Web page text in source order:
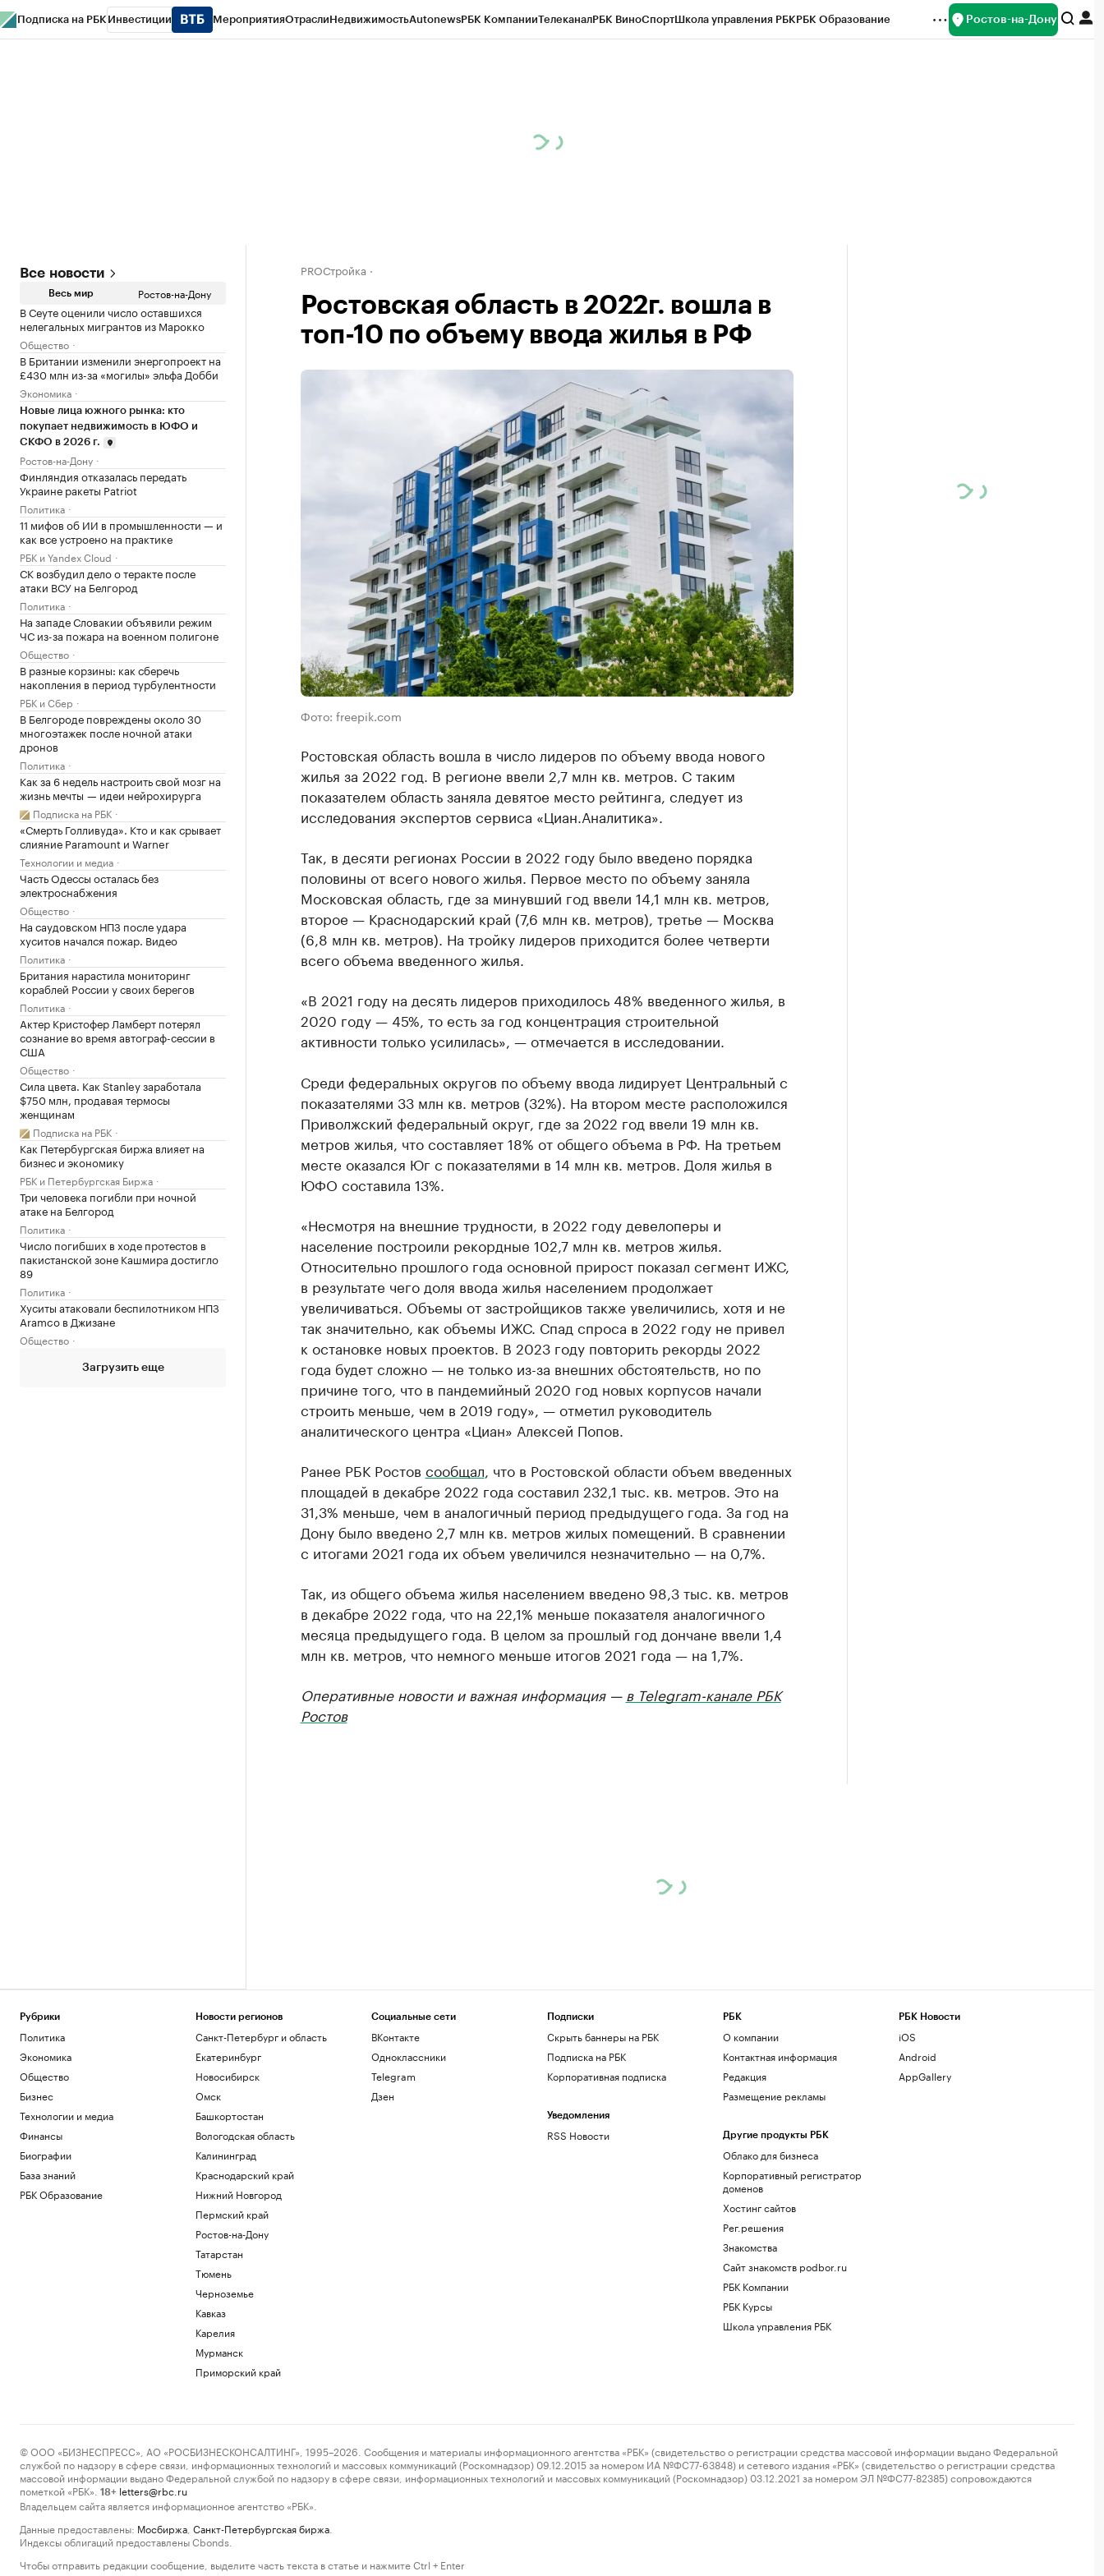
Подписка на РБК Инвестиции МероприятияОтраслиНедвижимостьAutonewsРБК КомпанииТелеканалРБК ВиноСпортШкола управления РБКРБК Образование Ростов-на-Дону
Все новости
Весь мир Ростов-на-Дону
В Сеуте оценили число оставшихся
нелегальных мигрантов из Марокко
Общество
В Британии изменили энергопроект на
£430 млн из-за «могилы» эльфа Добби
Экономика
Новые лица южного рынка: кто
покупает недвижимость в ЮФО и
СКФО в 2026 г.
Ростов-на-Дону
Финляндия отказалась передать
Украине ракеты Patriot
Политика
11 мифов об ИИ в промышленности — и
как все устроено на практике
РБК и Yandex Cloud
СК возбудил дело о теракте после
атаки ВСУ на Белгород
Политика
На западе Словакии объявили режим
ЧС из-за пожара на военном полигоне
Общество
В разные корзины: как сберечь
накопления в период турбулентности
РБК и Сбер
В Белгороде повреждены около 30
многоэтажек после ночной атаки
дронов
Политика
Как за 6 недель настроить свой мозг на
жизнь мечты — идеи нейрохирурга
Подписка на РБК
«Смерть Голливуда». Кто и как срывает
слияние Paramount и Warner
Технологии и медиа
Часть Одессы осталась без
электроснабжения
Общество
На саудовском НПЗ после удара
хуситов начался пожар. Видео
Политика
Британия нарастила мониторинг
кораблей России у своих берегов
Политика
Актер Кристофер Ламберт потерял
сознание во время автограф-сессии в
США
Общество
Сила цвета. Как Stanley заработала
$750 млн, продавая термосы
женщинам
Подписка на РБК
Как Петербургская биржа влияет на
бизнес и экономику
РБК и Петербургская Биржа
Три человека погибли при ночной
атаке на Белгород
Политика
Число погибших в ходе протестов в
пакистанской зоне Кашмира достигло
89
Политика
Хуситы атаковали беспилотником НПЗ
Aramco в Джизане
Общество
Загрузить еще
PROСтройка
Ростовская область в 2022г. вошла в
топ-10 по объему ввода жилья в РФ
Фото: freepik.com
Ростовская область вошла в число лидеров по объему ввода нового
жилья за 2022 год. В регионе ввели 2,7 млн кв. метров. С таким
показателем область заняла девятое место рейтинга, следует из
исследования экспертов сервиса «Циан.Аналитика».
Так, в десяти регионах России в 2022 году было введено порядка
половины от всего нового жилья. Первое место по объему заняла
Московская область, где за минувший год ввели 14,1 млн кв. метров,
второе — Краснодарский край (7,6 млн кв. метров), третье — Москва
(6,8 млн кв. метров). На тройку лидеров приходится более четверти
всего объема введенного жилья.
«В 2021 году на десять лидеров приходилось 48% введенного жилья, в
2020 году — 45%, то есть за год концентрация строительной
активности только усилилась», — отмечается в исследовании.
Среди федеральных округов по объему ввода лидирует Центральный с
показателями 33 млн кв. метров (32%). На втором месте расположился
Приволжский федеральный округ, где за 2022 год ввели 19 млн кв.
метров жилья, что составляет 18% от общего объема в РФ. На третьем
месте оказался Юг с показателями в 14 млн кв. метров. Доля жилья в
ЮФО составила 13%.
«Несмотря на внешние трудности, в 2022 году девелоперы и
население построили рекордные 102,7 млн кв. метров жилья.
Относительно прошлого года основной прирост показал сегмент ИЖС,
в результате чего доля ввода жилья населением продолжает
увеличиваться. Объемы от застройщиков также увеличились, хотя и не
так значительно, как объемы ИЖС. Спад спроса в 2022 году не привел
к остановке новых проектов. В 2023 году повторить рекорды 2022
года будет сложно — не только из-за внешних обстоятельств, но по
причине того, что в пандемийный 2020 год новых корпусов начали
строить меньше, чем в 2019 году», — отметил руководитель
аналитического центра «Циан» Алексей Попов.
Ранее РБК Ростов сообщал , что в Ростовской области объем введенных
площадей в декабре 2022 года составил 232,1 тыс. кв. метров. Это на
31,3% меньше, чем в аналогичный период предыдущего года. За год на
Дону было введено 2,7 млн кв. метров жилых помещений. В сравнении
с итогами 2021 года их объем увеличился незначительно — на 0,7%.
Так, из общего объема жилья населением введено 98,3 тыс. кв. метров
в декабре 2022 года, что на 22,1% меньше показателя аналогичного
месяца предыдущего года. В целом за прошлый год дончане ввели 1,4
млн кв. метров, что немного меньше итогов 2021 года — на 1,7%.
Оперативные новости и важная информация — в Telegram-канале РБК
Ростов
Рубрики
Политика
Экономика
Общество
Бизнес
Технологии и медиа
Финансы
Биографии
База знаний
РБК Образование
Новости регионов
Санкт-Петербург и область
Екатеринбург
Новосибирск
Омск
Башкортостан
Вологодская область
Калининград
Краснодарский край
Нижний Новгород
Пермский край
Ростов-на-Дону
Татарстан
Тюмень
Черноземье
Кавказ
Карелия
Мурманск
Приморский край
Социальные сети
ВКонтакте
Одноклассники
Telegram
Дзен
Подписки
Скрыть баннеры на РБК
Подписка на РБК
Корпоративная подписка
Уведомления
RSS Новости
РБК
О компании
Контактная информация
Редакция
Размещение рекламы
Другие продукты РБК
Облако для бизнеса
Корпоративный регистратор
доменов
Хостинг сайтов
Рег.решения
Знакомства
Сайт знакомств podbor.ru
РБК Компании
РБК Курсы
Школа управления РБК
РБК Новости
iOS
Android
AppGallery
© ООО «БИЗНЕСПРЕСС», АО «РОСБИЗНЕСКОНСАЛТИНГ», 1995–2026. Сообщения и материалы информационного агентства «РБК» (свидетельство о регистрации средства массовой информации выдано Федеральной
службой по надзору в сфере связи, информационных технологий и массовых коммуникаций (Роскомнадзор) 09.12.2015 за номером ИА №ФС77-63848) и сетевого издания «РБК» (свидетельство о регистрации средства
массовой информации выдано Федеральной службой по надзору в сфере связи, информационных технологий и массовых коммуникаций (Роскомнадзор) 03.12.2021 за номером ЭЛ №ФС77-82385) сопровождаются
пометкой «РБК».
18+ letters@rbc.ru
Владельцем сайта является информационное агентство «РБК».
Данные предоставлены: Мосбиржа Санкт-Петербургская биржа
Индексы облигаций предоставлены Cbonds.
Чтобы отправить редакции сообщение, выделите часть текста в статье и нажмите Ctrl + Enter